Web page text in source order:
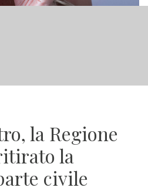
la Regione
la
civile